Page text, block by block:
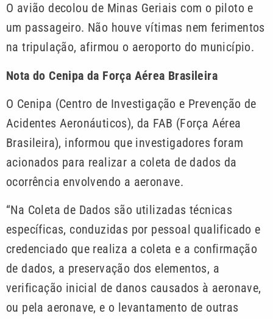
O avião decolou de Minas Geriais com o piloto e
um passageiro. Não houve vítimas nem ferimentos
na tripulação, afirmou o aeroporto do município.
Nota do Cenipa da Força Aérea Brasileira
O Cenipa (Centro de Investigação e Prevenção de
Acidentes Aeronáuticos), da FAB (Força Aérea
Brasileira), informou que investigadores foram
acionados para realizar a coleta de dados da
ocorrência envolvendo a aeronave.
“Na Coleta de Dados são utilizadas técnicas
específicas, conduzidas por pessoal qualificado e
credenciado que realiza a coleta e a confirmação
de dados, a preservação dos elementos, a
verificação inicial de danos causados à aeronave,
ou pela aeronave, e o levantamento de outras